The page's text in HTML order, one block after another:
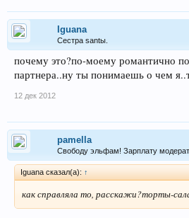
Iguana
Сестра santы.
почему это?по-моему романтично
партнера..ну ты понимаешь о чем
12 дек 2012
pamella
Свободу эльфам! Зарплату
Iguana сказал(а): ↑
как справляла то, расскажи?торты-